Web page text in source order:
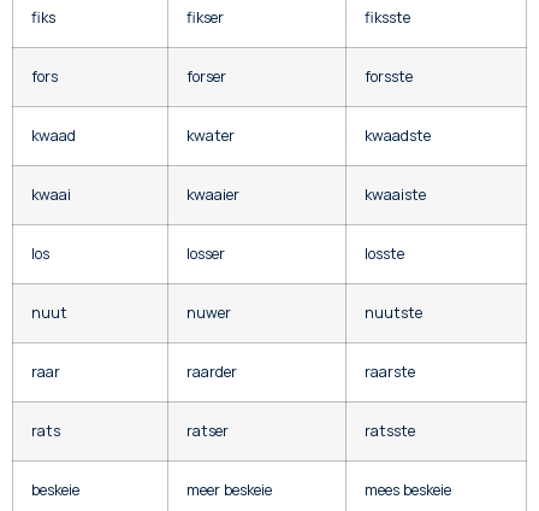
fiks fikser fiksste
fors forser forsste
kwaad kwater kwaadste
kwaai kwaaier kwaaiste
los losser losste
nuut nuwer nuutste
raar raarder raarste
rats ratser ratsste
beskeie meer beskeie mees beskeie